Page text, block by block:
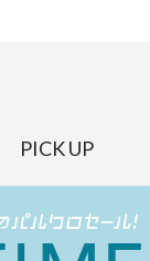
PICK UP